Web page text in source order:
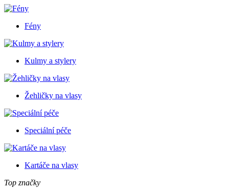
Fény
Kulmy a stylery
Žehličky na vlasy
Speciální péče
Kartáče na vlasy
Top značky